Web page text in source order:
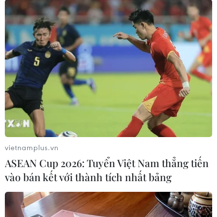
Theo dõi VietnamPlus
TIN LIÊN QUAN
vietnamplus.vn
ASEAN Cup 2026: Tuyển Việt Nam thẳng tiến
vào bán kết với thành tích nhất bảng